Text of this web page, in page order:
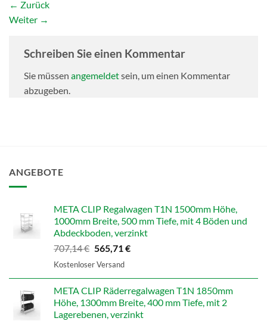
← Zurück
Weiter →
Schreiben Sie einen Kommentar
Sie müssen angemeldetsein, um einen Kommentar
abzugeben.
ANGEBOTE
META CLIP Regalwagen T1N 1500mm Höhe,
1000mm Breite, 500 mm Tiefe, mit 4 Böden und
Abdeckboden, verzinkt
707,14€ Ursprünglicher
Preis
565,71 €Aktueller
Kostenloser Versand
META CLIP Räderregalwagen T1N 1850mm
Höhe, 1300mm Breite, 400 mm Tiefe, mit 2
Lagerebenen, verzinkt